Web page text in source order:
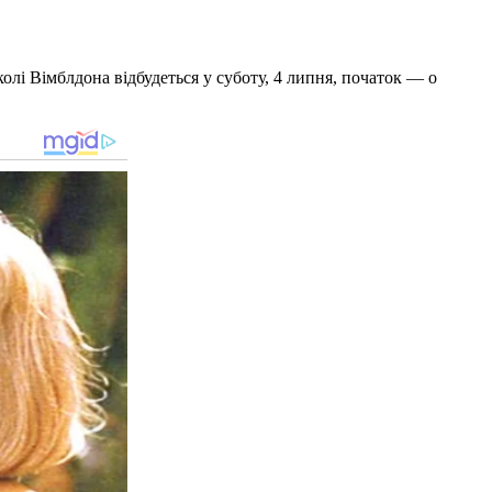
Вімблдона відбудеться у суботу, 4 липня, початок — о